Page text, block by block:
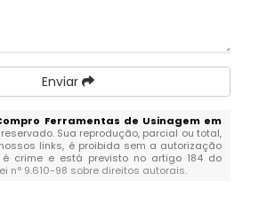
Enviar
Ferramentas de Usinagem em
Sua reprodução, parcial ou total,
links, é proibida sem a autorização
é crime e está previsto no artigo 184 do
n° 9.610-98 sobre direitos autorais.